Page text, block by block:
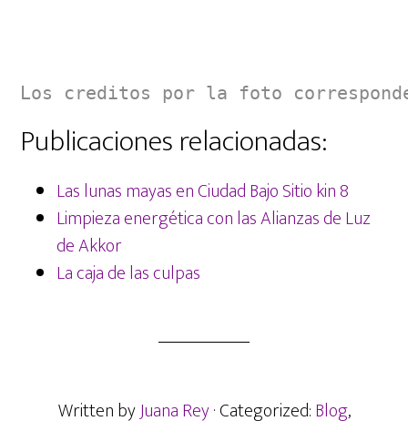
Los creditos por la foto
Publicaciones relacionadas:
Las lunas mayas en Ciudad Bajo Sitio kin 8
Limpieza energética con las Alianzas de Luz
de Akkor
La caja de las culpas
Written byJuana Rey· Categorized:Blog,